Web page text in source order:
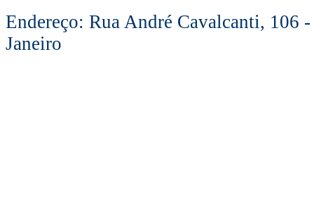
Endereço: Rua André Cavalcanti, 106
Janeiro